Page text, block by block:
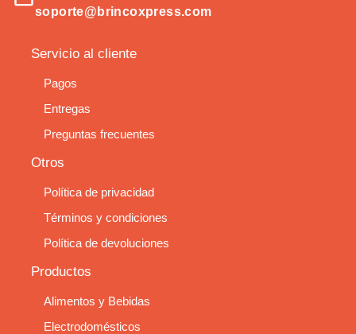
soporte@brincoxpress.com
Servicio al cliente
Pagos
Entregas
Preguntas frecuentes
Otros
Política de privacidad
Términos y condiciones
Política de devoluciones
Productos
Alimentos y Bebidas
Electrodomésticos